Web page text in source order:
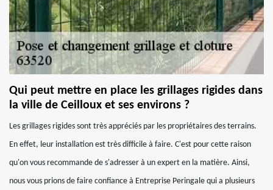
Qui peut mettre en place les grillages rigides dans
la ville de Ceilloux et ses environs ?
Les grillages rigides sont très appréciés par les propriétaires des terrains.
En effet, leur installation est très difficile à faire. C'est pour cette raison
qu'on vous recommande de s'adresser à un expert en la matière. Ainsi,
nous vous prions de faire confiance à Entreprise Peringale qui a plusieurs